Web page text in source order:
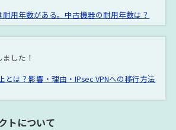
用年数がある。中古機器の耐用年数は？
した！
とは？影響・理由・IPsec VPNへの移行方法
トについて